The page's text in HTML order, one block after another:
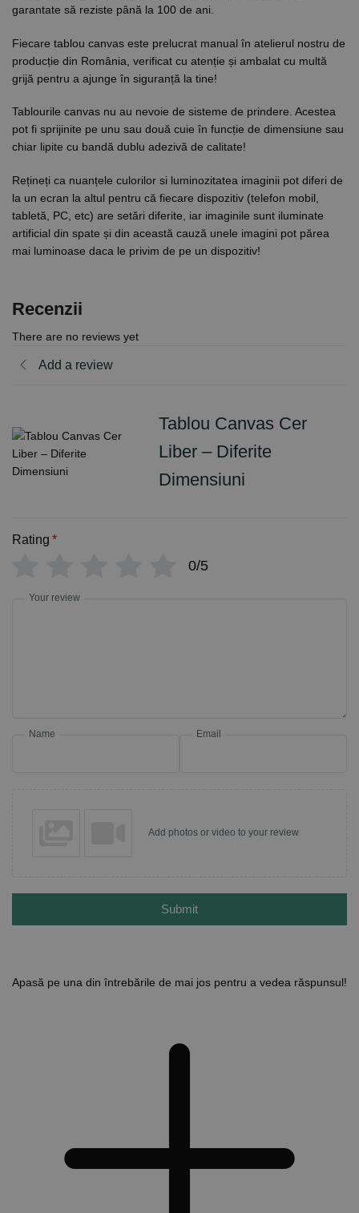
garantate să reziste până la 100 de ani.
Fiecare tablou canvas este prelucrat manual în atelierul nostru de
producție din România, verificat cu atenție și ambalat cu multă
grijă pentru a ajunge în siguranță la tine!
Tablourile canvas nu au nevoie de sisteme de prindere. Acestea
pot fi sprijinite pe unu sau două cuie în funcție de dimensiune sau
chiar lipite cu bandă dublu adezivă de calitate!
Rețineți ca nuanțele culorilor si luminozitatea imaginii pot diferi de
la un ecran la altul pentru că fiecare dispozitiv (telefon mobil,
tabletă, PC, etc) are setări diferite, iar imaginile sunt iluminate
artificial din spate și din această cauză unele imagini pot părea
mai luminoase daca le privim de pe un dispozitiv!
Recenzii
There are no reviews yet
Add a review
Tablou Canvas Cer
Liber – Diferite
Dimensiuni
Rating *
0/5
Your review
Name Email
Add photos or video to your review
Submit
Apasă pe una din întrebările de mai jos pentru a vedea răspunsul!